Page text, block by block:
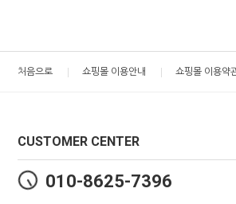
처음으로 쇼핑몰 이용안내 쇼핑몰 이용약
CUSTOMER CENTER
010-8625-7396